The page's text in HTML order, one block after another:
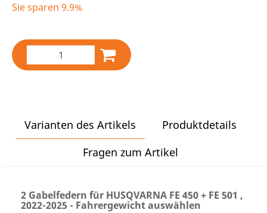
Sie sparen 9.9%
Varianten des Artikels
Produktdetails
Fragen zum Artikel
2 Gabelfedern für HUSQVARNA FE 450 + FE 501 ,
2022-2025 - Fahrergewicht auswählen